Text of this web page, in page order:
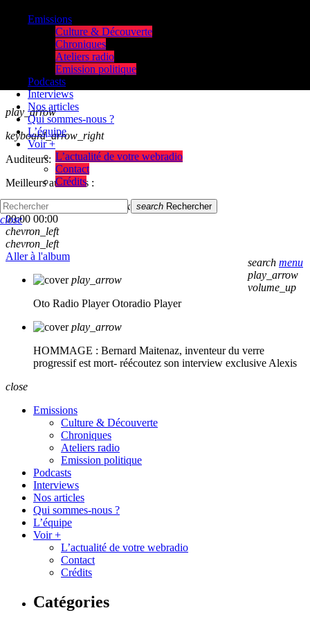
play_arrow
keyboard_arrow_right
Auditeurs:
Meilleurs auditeurs :
skip_previous
skip_next
00:00 00:00
chevron_left
chevron_left
Aller à l'album
play_arrow
Oto Radio Player Otoradio Player
play_arrow
HOMMAGE : Bernard Maitenaz, inventeur du verre
progressif est mort- réécoutez son interview exclusive Alexis
Emissions
Culture & Découverte
Chroniques
Ateliers radio
Emission politique
Podcasts
Interviews
Nos articles
Qui sommes-nous ?
L’équipe
Voir +
L’actualité de votre webradio
Contact
Crédits
search menu
play_arrow
volume_up
search Rechercher
close
close
Emissions
Culture & Découverte
Chroniques
Ateliers radio
Emission politique
Podcasts
Interviews
Nos articles
Qui sommes-nous ?
L’équipe
Voir +
L’actualité de votre webradio
Contact
Crédits
Catégories